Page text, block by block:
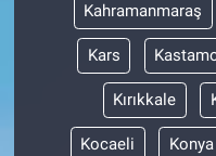
Kahramanmaraş
Kars
Kırıkkale
Kocaeli Konya